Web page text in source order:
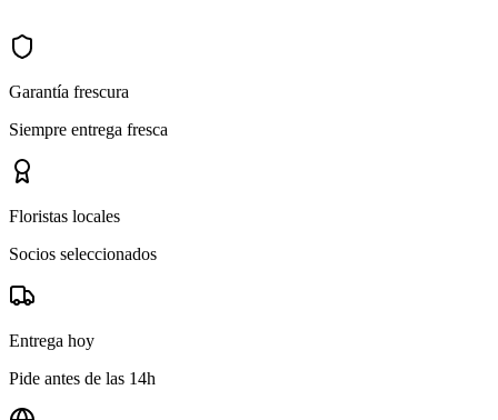
Garantía frescura
Siempre entrega fresca
Floristas locales
Socios seleccionados
Entrega hoy
Pide antes de las 14h